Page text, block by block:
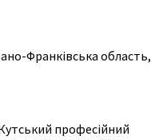
Франківська область,
професійний